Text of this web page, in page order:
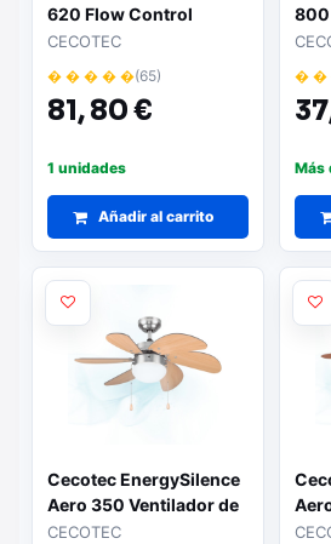
620 Flow Control
Ventilador de Pie -
Potencia de 50W -
Diametro 16" - Control
Tactil LED - Mando a
Velocidades - 2 Modos
- Temporizador - Color
Blanco
CECOTEC
� � � � �(65)
81,80 €
1 unidades
Añadir al carrito
800
-
� �
Más
Cecotec EnergySilence
Aero 350 Ventilador de
Techo con 6 Aspas
CECOTEC